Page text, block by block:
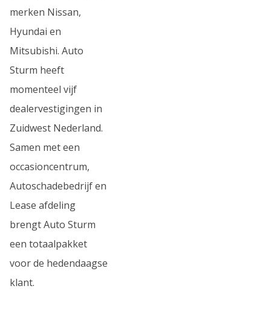
merken Nissan,
Hyundai en
Mitsubishi. Auto
Sturm heeft
momenteel vijf
dealervestigingen in
Zuidwest Nederland.
Samen met een
occasioncentrum,
Autoschadebedrijf en
Lease afdeling
brengt Auto Sturm
een totaalpakket
voor de hedendaagse
klant.